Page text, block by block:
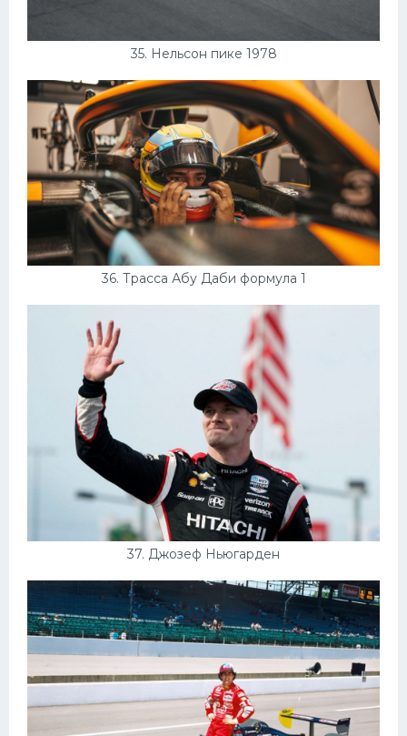
35. Нельсон пике 1978
36. Трасса Абу Даби формула 1
37. Джозеф Ньюгарден